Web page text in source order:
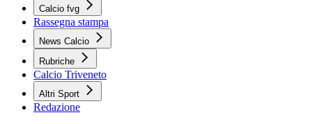
Calcio fvg
Rassegna stampa
News Calcio
Rubriche
Calcio Triveneto
Altri Sport
Redazione